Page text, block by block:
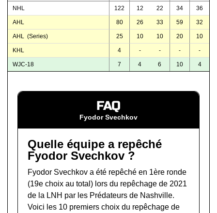
NHL 122 12 22 34 36
AHL 80 26 33 59 32
AHL (Series) 25 10 10 20 10
KHL 4 - - - -
WJC-18 7 4 6 10 4
FAQ
Fyodor Svechkov
Quelle équipe a repêché
Fyodor Svechkov ?
Fyodor Svechkov a été repêché en 1ère ronde
(19e choix au total) lors du repêchage de 2021
de la LNH par les Prédateurs de Nashville.
Voici les 10 premiers choix du repêchage de